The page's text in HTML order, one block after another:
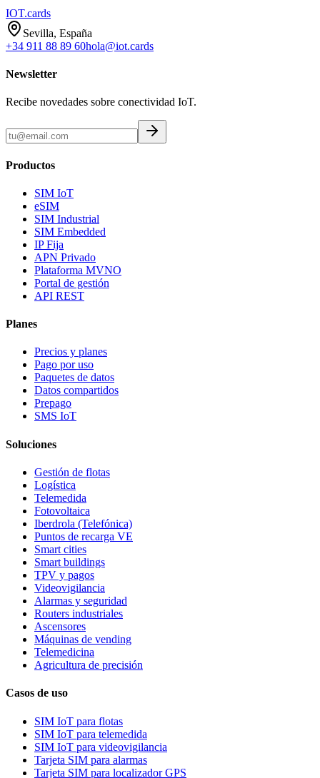
IOT.cards
Sevilla, España
+34 911 88 89 60hola@iot.cards
Newsletter
Recibe novedades sobre conectividad IoT.
Productos
SIM IoT
eSIM
SIM Industrial
SIM Embedded
IP Fija
APN Privado
Plataforma MVNO
Portal de gestión
API REST
Planes
Precios y planes
Pago por uso
Paquetes de datos
Datos compartidos
Prepago
SMS IoT
Soluciones
Gestión de flotas
Logística
Telemedida
Fotovoltaica
Iberdrola (Telefónica)
Puntos de recarga VE
Smart cities
Smart buildings
TPV y pagos
Videovigilancia
Alarmas y seguridad
Routers industriales
Ascensores
Máquinas de vending
Telemedicina
Agricultura de precisión
Casos de uso
SIM IoT para flotas
SIM IoT para telemedida
SIM IoT para videovigilancia
Tarjeta SIM para alarmas
Tarjeta SIM para localizador GPS